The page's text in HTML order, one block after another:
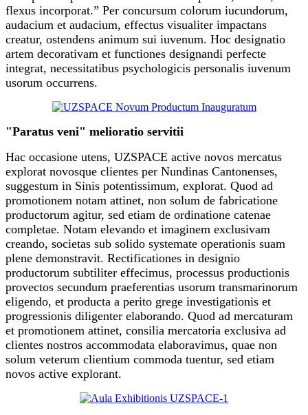
flexus incorporat.” Per concursum colorum iucundorum,
audacium et audacium, effectus visualiter impactans
creatur, ostendens animum sui iuvenum. Hoc designatio
artem decorativam et functiones designandi perfecte
integrat, necessitatibus psychologicis personalis iuvenum
usorum occurrens.
"Paratus veni" melioratio servitii
Hac occasione utens, UZSPACE active novos mercatus
explorat novosque clientes per Nundinas Cantonenses,
suggestum in Sinis potentissimum, explorat. Quod ad
promotionem notam attinet, non solum de fabricatione
productorum agitur, sed etiam de ordinatione catenae
completae. Notam elevando et imaginem exclusivam
creando, societas sub solido systemate operationis suam
plene demonstravit. Rectificationes in designio
productorum subtiliter effecimus, processus productionis
provectos secundum praeferentias usorum transmarinorum
eligendo, et producta a perito grege investigationis et
progressionis diligenter elaborando. Quod ad mercaturam
et promotionem attinet, consilia mercatoria exclusiva ad
clientes nostros accommodata elaboravimus, quae non
solum veterum clientium commoda tuentur, sed etiam
novos active explorant.